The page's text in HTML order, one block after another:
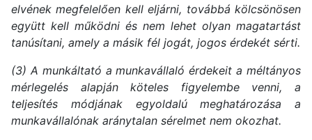
elvének megfelelően kell eljárni, továbbá kölcsönösen
együtt kell működni és nem lehet olyan magatartást
tanúsítani, amely a másik fél jogát, jogos érdekét sérti.
(3) A munkáltató a munkavállaló érdekeit a méltányos
mérlegelés alapján köteles figyelembe venni, a
teljesítés módjának egyoldalú meghatározása a
munkavállalónak aránytalan sérelmet nem okozhat.